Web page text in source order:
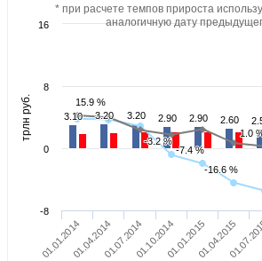
т
р
л
н
р
у
б
.
* при расчете темпов прироста
аналогичную дату
3.10
3.10 3.20
3.20 3.20
3.20 2.90
2.90 2.90
2.90 2.60
2.60
-3.2 %
-3.2 %
-7.4 %
-7.4 %
-16.6 %
-16.6 %
15.9 %
15.9 %
1.0
1.0
01.01.201401.04.201401.07.201401.10.201401.01.201501.04.2015
-8
0
8
16